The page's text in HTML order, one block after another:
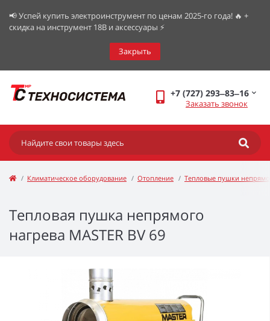
📢 Успей купить электроинструмент по ценам 2025-го года! 🔥 +
скидка на инструмент 18В и аксессуары ⚡️
Закрыть
+7 (727) 293‒83‒16
Заказать звонок
Климатическое оборудование Отопление Тепловые пушки
Тепловая пушка непрямого
нагрева MASTER BV 69